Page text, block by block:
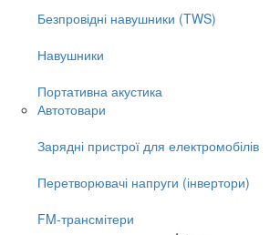
Безпровідні навушники (TWS)
Навушники
Портативна акустика
Автотовари
Зарядні пристрої для електромобілів
Перетворювачі напруги (інвертори)
FM-трансмітери